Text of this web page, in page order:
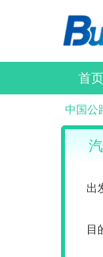
首页
中国公
出
目